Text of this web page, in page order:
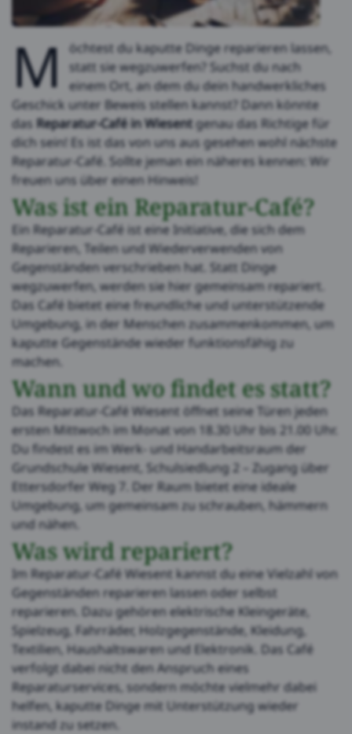
M
öchtest du kaputte Dinge reparieren lassen,
statt sie wegzuwerfen? Suchst du nach
einem Ort, an dem du dein handwerkliches
Geschick unter Beweis stellen kannst? Dann könnte
das Reparatur-Café in Wiesentgenau das Richtige für
dich sein! Es ist das von uns aus gesehen wohl nächste
Reparatur-Café. Sollte jeman ein näheres kennen: Wir
freuen uns über einen Hinweis!
Was ist ein Reparatur-Café?
Ein Reparatur-Café ist eine Initiative, die sich dem
Reparieren, Teilen und Wiederverwenden von
Gegenständen verschrieben hat. Statt Dinge
wegzuwerfen, werden sie hier gemeinsam repariert.
Das Café bietet eine freundliche und unterstützende
Umgebung, in der Menschen zusammenkommen, um
kaputte Gegenstände wieder funktionsfähig zu
machen.
Wann und wo findet es statt?
Das Reparatur-Café Wiesent öffnet seine Türen jeden
ersten Mittwoch im Monat von 18.30 Uhr bis 21.00 Uhr.
Du findest es im Werk- und Handarbeitsraum der
Grundschule Wiesent, Schulsiedlung 2 – Zugang über
Ettersdorfer Weg 7. Der Raum bietet eine ideale
Umgebung, um gemeinsam zu schrauben, hämmern
und nähen.
Was wird repariert?
Im Reparatur-Café Wiesent kannst du eine Vielzahl von
Gegenständen reparieren lassen oder selbst
reparieren. Dazu gehören elektrische Kleingeräte,
Spielzeug, Fahrräder, Holzgegenstände, Kleidung,
Textilien, Haushaltswaren und Elektronik. Das Café
verfolgt dabei nicht den Anspruch eines
Reparaturservices, sondern möchte vielmehr dabei
helfen, kaputte Dinge mit Unterstützung wieder
instand zu setzen.